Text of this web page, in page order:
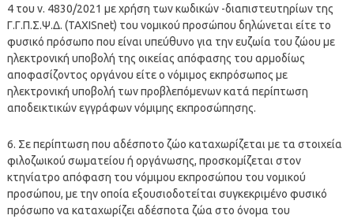
4 του ν. 4830/2021 με χρήση των κωδικών -διαπιστευτηρίων της
Γ.Γ.Π.Σ.Ψ.Δ. (TAXISnet) του νομικού προσώπου δηλώνεται είτε το
φυσικό πρόσωπο που είναι υπεύθυνο για την ευζωία του ζώου με
ηλεκτρονική υποβολή της οικείας απόφασης του αρμοδίως
αποφασίζοντος οργάνου είτε ο νόμιμος εκπρόσωπος με
ηλεκτρονική υποβολή των προβλεπόμενων κατά περίπτωση
αποδεικτικών εγγράφων νόμιμης εκπροσώπησης.
6. Σε περίπτωση που αδέσποτο ζώο καταχωρίζεται με τα στοιχεία
φιλοζωικού σωματείου ή οργάνωσης, προσκομίζεται στον
κτηνίατρο απόφαση του νόμιμου εκπροσώπου του νομικού
προσώπου, με την οποία εξουσιοδοτείται συγκεκριμένο φυσικό
πρόσωπο να καταχωρίζει αδέσποτα ζώα στο όνομα του